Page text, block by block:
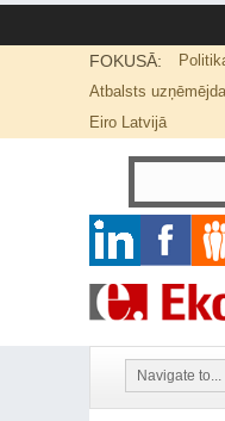
FOKUSĀ:
Atbalsts
Eiro Latvijā